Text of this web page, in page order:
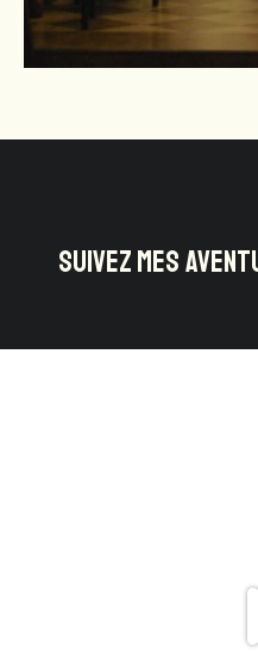
SUIVEZ MES